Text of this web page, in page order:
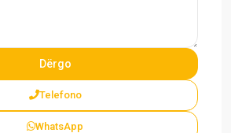
Telefono
WhatsApp